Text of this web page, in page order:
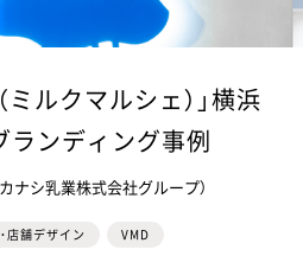
ミルクマルシェ）」横浜
ランディング事例
ナシ乳業株式会社グループ）
店舗デザイン
VMD